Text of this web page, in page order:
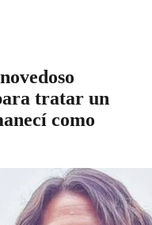
tratar un
como